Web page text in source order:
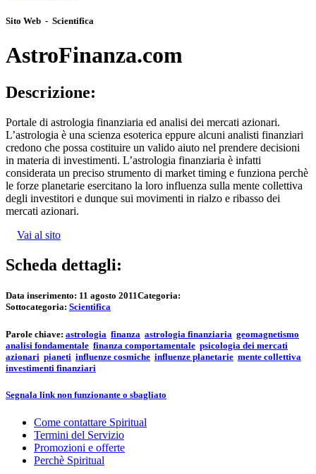
Sito Web - Scientifica
AstroFinanza.com
Descrizione:
Portale di astrologia finanziaria ed analisi dei mercati azionari.
L’astrologia è una scienza esoterica eppure alcuni analisti finanziari
credono che possa costituire un valido aiuto nel prendere decisioni
in materia di investimenti. L’astrologia finanziaria è infatti
considerata un preciso strumento di market timing e funziona perchè
le forze planetarie esercitano la loro influenza sulla mente collettiva
degli investitori e dunque sui movimenti in rialzo e ribasso dei
mercati azionari.
Vai al sito
Scheda dettagli:
Data inserimento: 11 agosto 2011Categoria:
Sottocategoria: Scientifica
Parole chiave: astrologia finanza astrologia finanziaria geomagnetismo
analisi fondamentale finanza comportamentale psicologia dei mercati
azionari pianeti influenze cosmiche influenze planetarie mente collettiva
investimenti finanziari
Segnala link non funzionante o sbagliato
Come contattare Spiritual
Termini del Servizio
Promozioni e offerte
Perchè Spiritual